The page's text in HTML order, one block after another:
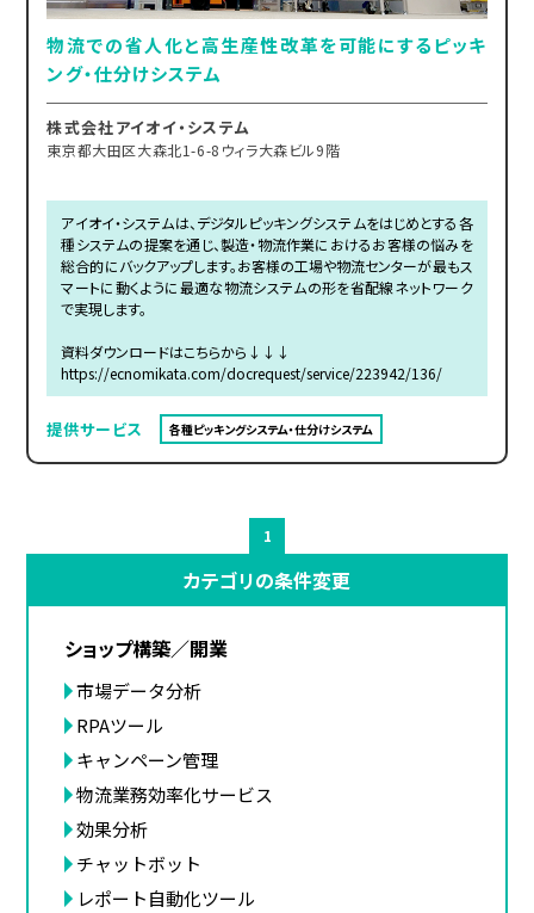
物流での省人化と高生産性改革を可能にするピッキ
ング・仕分けシステム
株式会社アイオイ・システム
東京都大田区大森北1-6-8ウィラ大森ビル9階
アイオイ・システムは、デジタルピッキングシステムをはじめとする各
種システムの提案を通じ、製造・物流作業におけるお客様の悩みを
総合的にバックアップします。お客様の工場や物流センターが最もス
マートに動くように最適な物流システムの形を省配線ネットワーク
で実現します。
資料ダウンロードはこちらから↓↓↓
https://ecnomikata.com/docrequest/service/223942/136/
提供サービス 各種ピッキングシステム・仕分けシステム
1
カテゴリの条件変更
ショップ構築／開業
市場データ分析
RPAツール
キャンペーン管理
物流業務効率化サービス
効果分析
チャットボット
レポート自動化ツール